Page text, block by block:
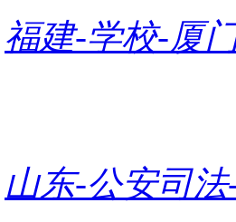
福建-学校-厦
山东-公安司